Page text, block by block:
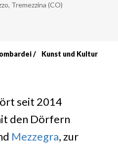
Tremezzina (CO)
Kunst und Kultur
seit 2014
den Dörfern
Mezzegra, zur